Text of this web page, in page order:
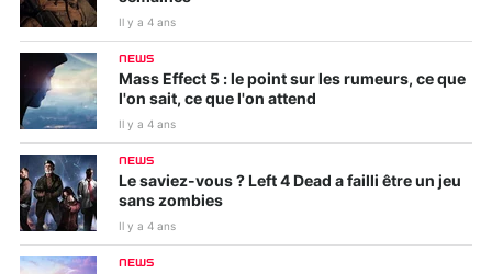
Il y a 4 ans
NEWS
Mass Effect 5 : le point sur les rumeurs, ce que
l'on sait, ce que l'on attend
Il y a 4 ans
NEWS
Le saviez-vous ? Left 4 Dead a failli être un jeu
sans zombies
Il y a 4 ans
NEWS